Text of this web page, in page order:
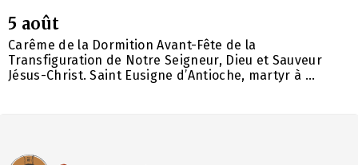
5 août
Carême de la Dormition Avant-Fête de la
Transfiguration de Notre Seigneur, Dieu et Sauveur
Jésus-Christ. Saint Eusigne d’Antioche, martyr à ...